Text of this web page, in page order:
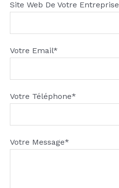
Site Web De Votre Entreprise
Votre Email*
Votre Téléphone*
Votre Message*